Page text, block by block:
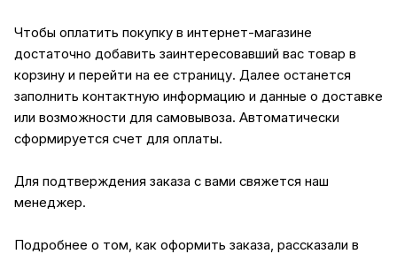
Чтобы оплатить покупку в интернет-магазине
достаточно добавить заинтересовавший вас товар в
корзину и перейти на ее страницу. Далее останется
заполнить контактную информацию и данные о доставке
или возможности для самовывоза. Автоматически
сформируется счет для оплаты.
Для подтверждения заказа с вами свяжется наш
менеджер.
Подробнее о том, как оформить заказа, рассказали в